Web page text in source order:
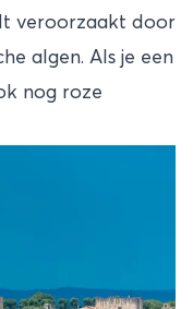
veroorzaakt door
algen. Als je een
nog roze